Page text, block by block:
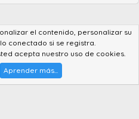
2022 XenForo Ltd.
- Premium XF2 Addons
el contenido, personalizar su
conectado si se registra.
acepta nuestro uso de cookies.
Aprender más...